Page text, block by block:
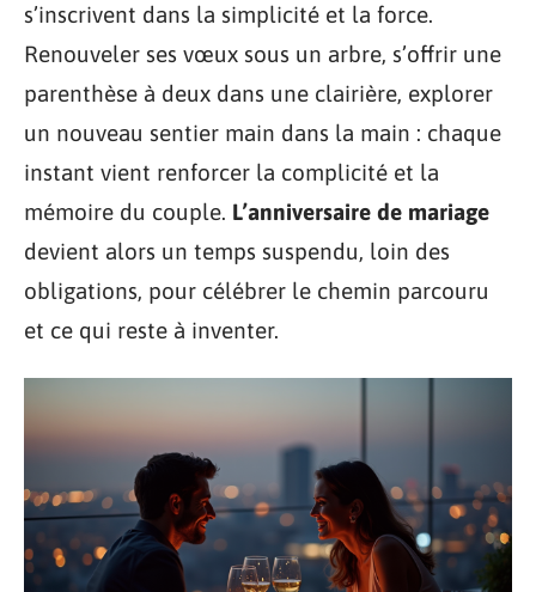
s’inscrivent dans la simplicité et la force.
Renouveler ses vœux sous un arbre, s’offrir une
parenthèse à deux dans une clairière, explorer
un nouveau sentier main dans la main : chaque
instant vient renforcer la complicité et la
mémoire du couple. L’anniversaire de mariage
devient alors un temps suspendu, loin des
obligations, pour célébrer le chemin parcouru
et ce qui reste à inventer.